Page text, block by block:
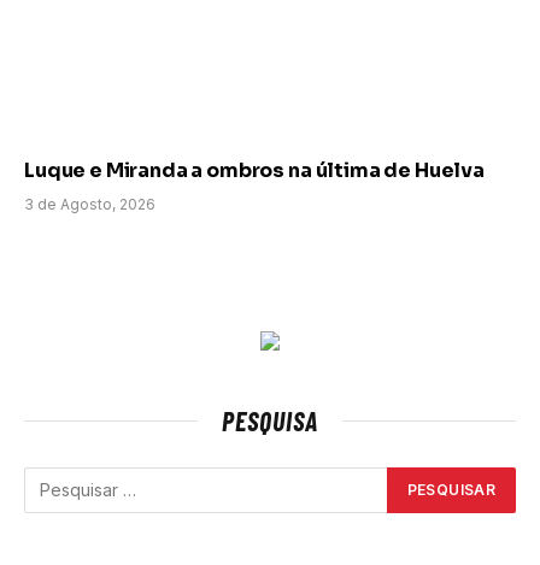
Luque e Miranda a ombros na última de Huelva
3 de Agosto, 2026
PESQUISA